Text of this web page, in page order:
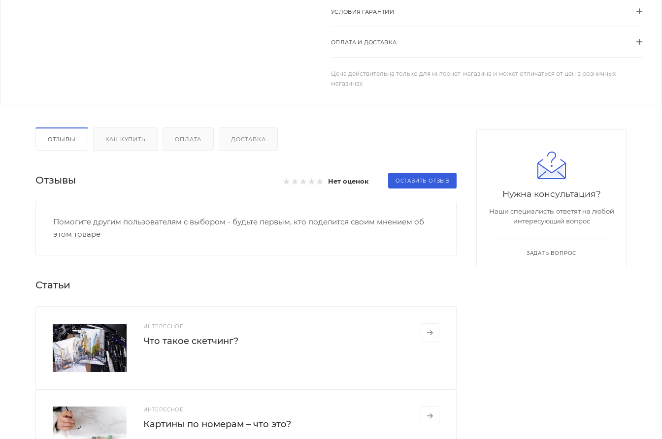
УСЛОВИЯ ГАРАНТИИ
ОПЛАТА И ДОСТАВКА
Цена действительна только для интернет-магазина и может отличаться от цен в розничных
магазинах
ОТЗЫВЫ КАК КУПИТЬ ОПЛАТА ДОСТАВКА
Отзывы Нет оценок ОСТАВИТЬ ОТЗЫВ
Помогите другим пользователям с выбором - будьте первым, кто поделится своим мнением об
этом товаре
Статьи
ИНТЕРЕСНОЕ
Что такое скетчинг?
ИНТЕРЕСНОЕ
Картины по номерам – что это?
Нужна консультация?
Наши специалисты ответят на любой
интересующий вопрос
ЗАДАТЬ ВОПРОС